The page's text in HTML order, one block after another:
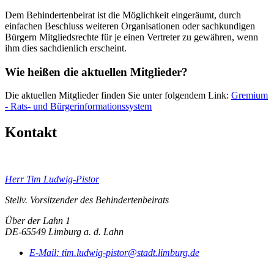
Dem Behindertenbeirat ist die Möglichkeit eingeräumt, durch
einfachen Beschluss weiteren Organisationen oder sachkundigen
Bürgern Mitgliedsrechte für je einen Vertreter zu gewähren, wenn
ihm dies sachdienlich erscheint.
Wie heißen die aktuellen Mitglieder?
Die aktuellen Mitglieder finden Sie unter folgendem Link: Gremium
- Rats- und Bürgerinformationssystem
Kontakt
Herr Tim Ludwig-Pistor
Stellv. Vorsitzender des Behindertenbeirats
Über der Lahn 1
DE-65549 Limburg a. d. Lahn
E-Mail: tim.ludwig-pistor@stadt.limburg.de